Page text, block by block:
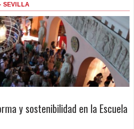
SEVILLA
y sostenibilidad en la Escuela